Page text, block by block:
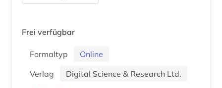
Frei verfügbar
Formaltyp
Online
Verlag
Digital Science & Research Ltd.